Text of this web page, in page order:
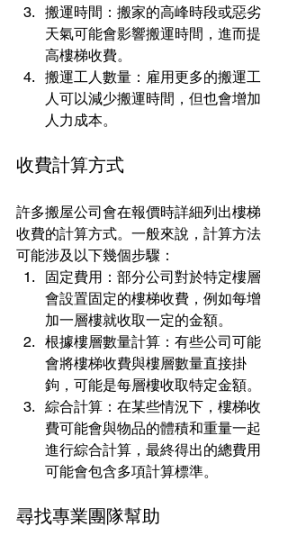
搬運時間：搬家的高峰時段或惡劣
天氣可能會影響搬運時間，進而提
高樓梯收費。
搬運工人數量：雇用更多的搬運工
人可以減少搬運時間，但也會增加
人力成本。
收費計算方式
許多搬屋公司會在報價時詳細列出樓梯
收費的計算方式。一般來說，計算方法
可能涉及以下幾個步驟：
固定費用：部分公司對於特定樓層
會設置固定的樓梯收費，例如每增
加一層樓就收取一定的金額。
根據樓層數量計算：有些公司可能
會將樓梯收費與樓層數量直接掛
鉤，可能是每層樓收取特定金額。
綜合計算：在某些情況下，樓梯收
費可能會與物品的體積和重量一起
進行綜合計算，最終得出的總費用
可能會包含多項計算標準。
尋找專業團隊幫助